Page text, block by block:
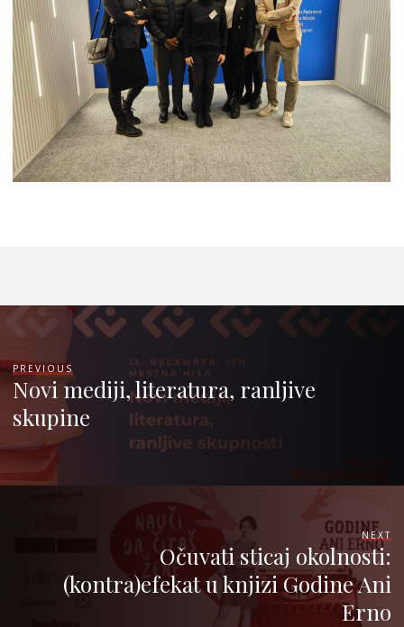
PREVIOUS
Novi mediji, literatura, ranljive
skupine
NEXT
Očuvati sticaj okolnosti:
(kontra)efekat u knjizi Godine Ani
Erno